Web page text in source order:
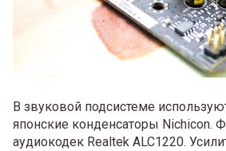
В звуковой подсистеме
японские конденсаторы Nichicon.
аудиокодек Realtek ALC1220.